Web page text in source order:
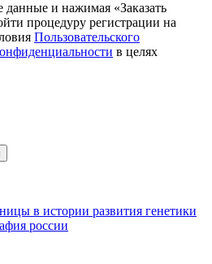
данные и нажимая «Заказать
процедуру регистрации на
Пользовательского
в целях
в истории развития генетики
россии